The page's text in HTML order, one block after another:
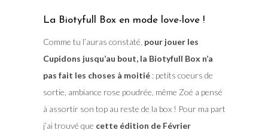
La Biotyfull Box en mode love-love !
Comme tu l’auras constaté, pour jouer les
Cupidons jusqu’au bout, la Biotyfull Box n’a
pas fait les choses à moitié: petits coeurs de
sortie, ambiance rose poudrée, même Zoé a pensé
à assortir son top au reste de la box ! Pour ma part
j’ai trouvé que cette édition de Février